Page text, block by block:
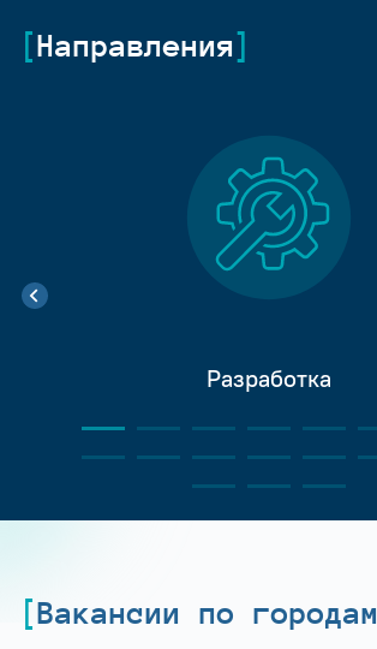
Направления
Разработка
Вакансии по городам